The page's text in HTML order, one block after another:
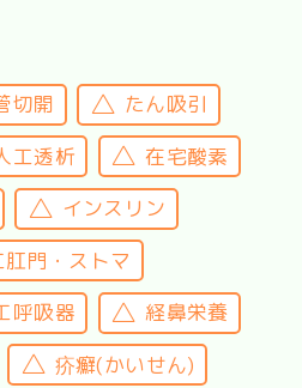
切開
たん吸引
工透析
在宅酸素
インスリン
肛門・ストマ
呼吸器
経鼻栄養
疥癬(かいせん)